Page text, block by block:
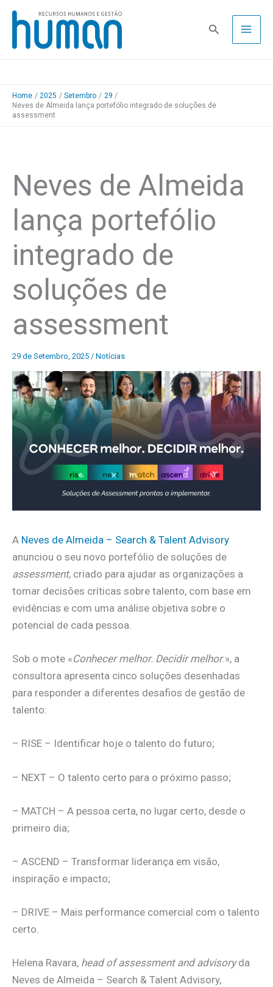
Skip
content
Pesquisa
Home 2025 Setembro
29
Neves de Almeida lança portefólio integrado de soluções de
assessment
Neves de Almeida
lança portefólio
integrado de
soluções de
assessment
29 de Setembro, 2025 / Notícias
A Neves de Almeida – Search & Talent Advisory
anunciou o seu novo portefólio de soluções de
assessment, criado para ajudar as organizações a
tomar decisões críticas sobre talento, com base em
evidências e com uma análise objetiva sobre o
potencial de cada pessoa.
Sob o mote «Conhecer melhor. Decidir melhor.», a
consultora apresenta cinco soluções desenhadas
para responder a diferentes desafios de gestão de
talento:
– RISE – Identificar hoje o talento do futuro;
– NEXT – O talento certo para o próximo passo;
– MATCH – A pessoa certa, no lugar certo, desde o
primeiro dia;
– ASCEND – Transformar liderança em visão,
inspiração e impacto;
– DRIVE – Mais performance comercial com o talento
certo.
Helena Ravara, head of assessment and advisoryda
Neves de Almeida – Search & Talent Advisory,